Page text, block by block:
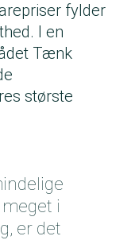
fylder
I en
Tænk
største
i
er det